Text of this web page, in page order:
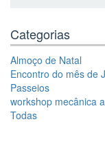
Categorias
Almoço de Natal
Encontro do mês de
Passeios
workshop mecânica
Todas